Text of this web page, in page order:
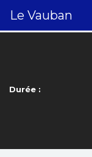
Le Vauban
Durée :